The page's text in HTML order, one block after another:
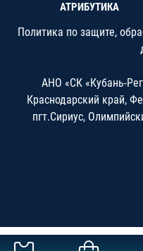
АТРИБУТИКА
Политика по защите,
АНО «СК «Кубань-
Краснодарский край,
пгт.Сириус,